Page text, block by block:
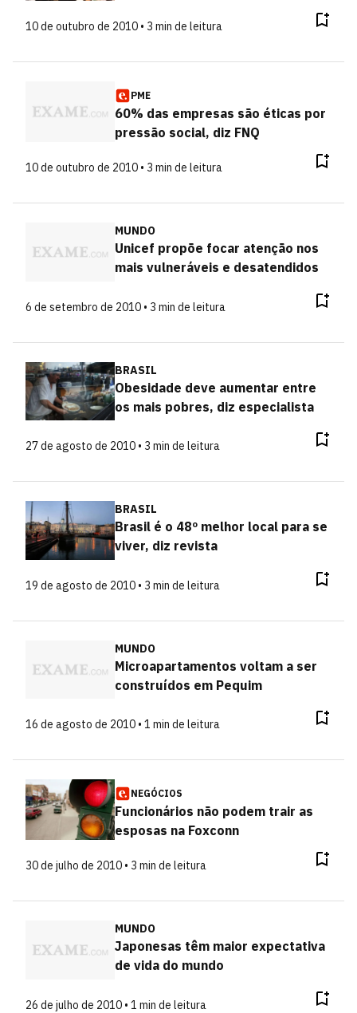
10 de outubro de 2010 • 3 min de leitura
PME
60% das empresas são éticas por
pressão social, diz FNQ
10 de outubro de 2010 • 3 min de leitura
MUNDO
Unicef propõe focar atenção nos
mais vulneráveis e desatendidos
6 de setembro de 2010 • 3 min de leitura
BRASIL
Obesidade deve aumentar entre
os mais pobres, diz especialista
27 de agosto de 2010 • 3 min de leitura
BRASIL
Brasil é o 48º melhor local para se
viver, diz revista
19 de agosto de 2010 • 3 min de leitura
MUNDO
Microapartamentos voltam a ser
construídos em Pequim
16 de agosto de 2010 • 1 min de leitura
NEGÓCIOS
Funcionários não podem trair as
esposas na Foxconn
30 de julho de 2010 • 3 min de leitura
MUNDO
Japonesas têm maior expectativa
de vida do mundo
26 de julho de 2010 • 1 min de leitura